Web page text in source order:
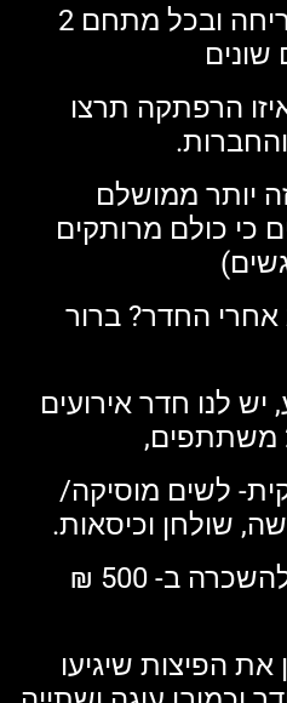
לרשותנו 2 מתחמי בריחה ובכל מתחם 2
שונים
הרפתקה תרצו
בחדר וזה יותר ממושלם
כי כולם מרותקים
אחרי החדר? ברור
לנו חדר אירועים
לשים מוסיקה/
שולחן וכיסאות.
בתיאום מראש, ניתן להשכרה ב- 500 ₪
הפיצות שיגיעו